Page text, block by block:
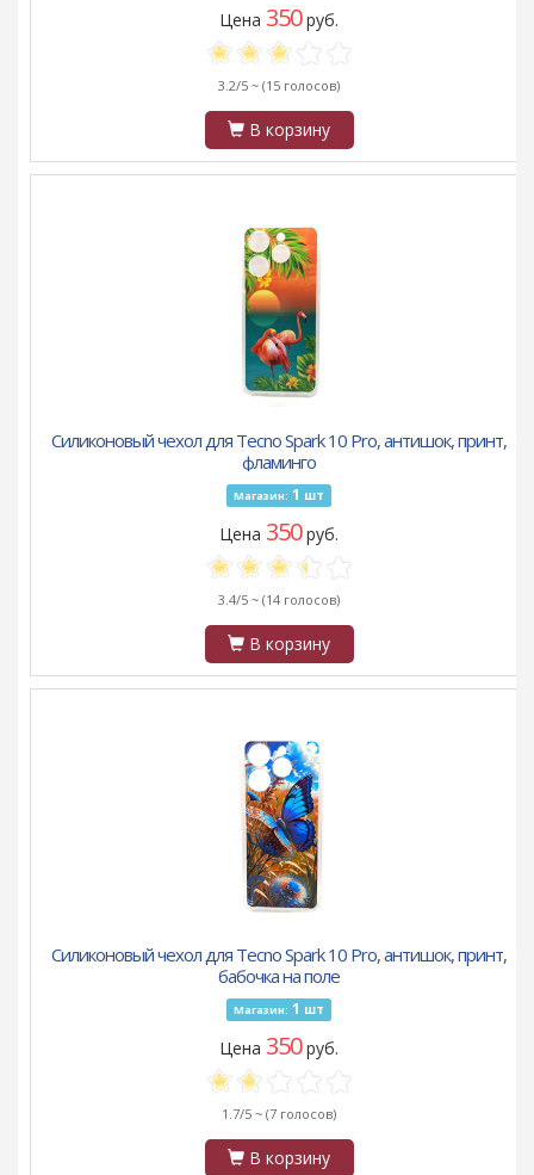
Цена 350руб.
3.2/5 ~ (15 голосов)
В корзину
Силиконовый чехол для Tecno Spark 10 Pro, антишок, принт,
фламинго
Магазин: 1 шт
Цена 350руб.
3.4/5 ~ (14 голосов)
В корзину
Силиконовый чехол для Tecno Spark 10 Pro, антишок, принт,
бабочка на поле
Магазин: 1 шт
Цена 350руб.
1.7/5 ~ (7 голосов)
В корзину